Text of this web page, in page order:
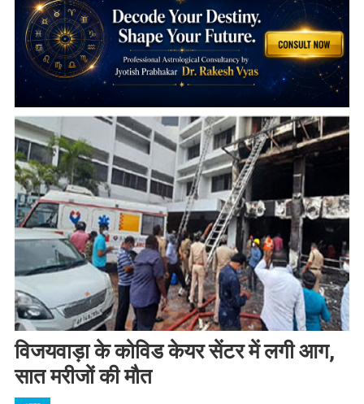
विजयवाड़ा के कोविड केयर सेंटर में लगी आग,
सात मरीजों की मौत